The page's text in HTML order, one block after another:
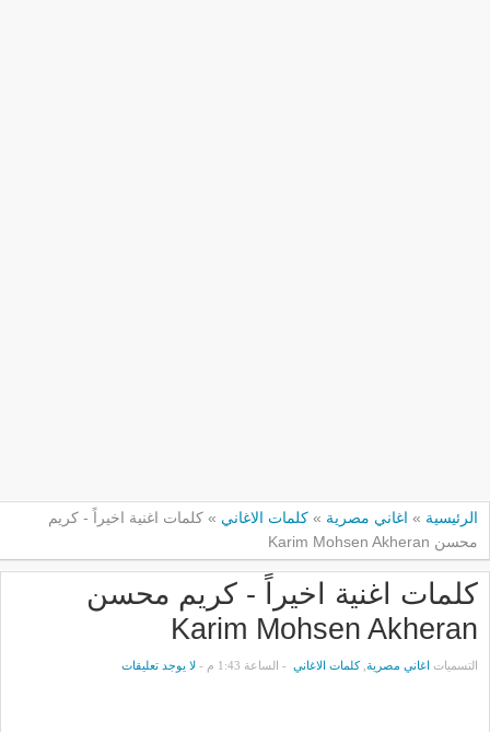
الرئيسية » اغاني مصرية » كلمات الاغاني » كلمات اغنية اخيراً - كريم
محسن Karim Mohsen Akheran
كلمات اغنية اخيراً - كريم محسن
Karim Mohsen Akheran
التسميات اغاني مصرية ,كلمات الاغاني - الساعة 1:43 م - لا يوجد تعليقات